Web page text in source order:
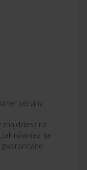
seryjny
na
jak również na